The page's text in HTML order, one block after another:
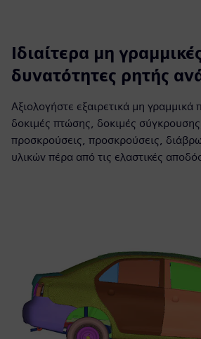
Ιδιαίτερα μη
δυνατότητες ρητής
Αξιολογήστε εξαιρετικά μη
δοκιμές πτώσης, δοκιμές
προσκρούσεις, προσκρούσεις,
υλικών πέρα από τις ελαστικές